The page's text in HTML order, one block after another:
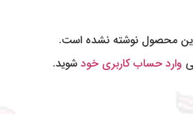
محصول نوشته نشده است.
وارد حساب کاربری خود شوید.